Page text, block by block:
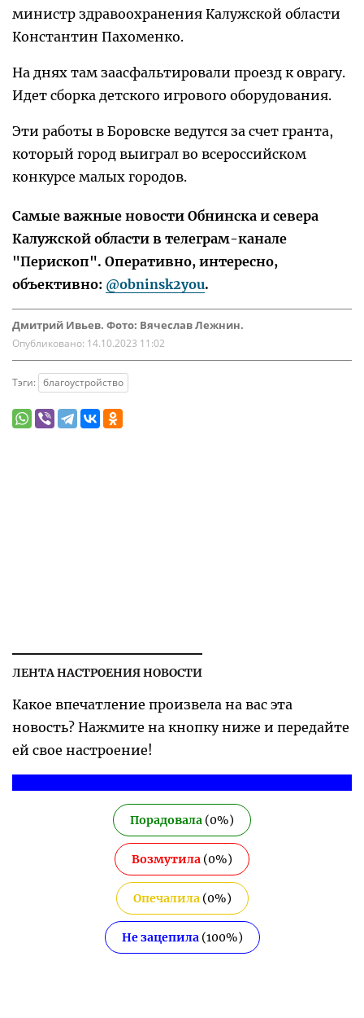
министр здравоохранения Калужской области
Константин Пахоменко.
На днях там заасфальтировали проезд к оврагу.
Идет сборка детского игрового оборудования.
Эти работы в Боровске ведутся за счет гранта,
который город выиграл во всероссийском
конкурсе малых городов.
Самые важные новости Обнинска и севера
Калужской области в телеграм-канале
"Перископ". Оперативно, интересно,
объективно: @obninsk2you.
Дмитрий Ивьев. Фото: Вячеслав Лежнин.
Опубликовано: 14.10.2023 11:02
Тэги: благоустройство
ЛЕНТА НАСТРОЕНИЯ НОВОСТИ
Какое впечатление произвела на вас эта
новость? Нажмите на кнопку ниже и передайте
ей свое настроение!
Порадовала (0%)
Возмутила (0%)
Опечалила(0%)
Не зацепила(100%)